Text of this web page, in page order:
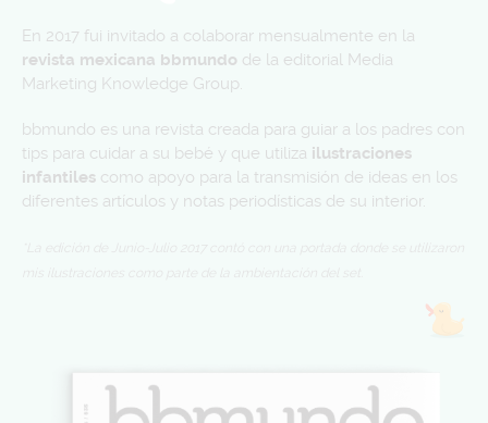
En 2017 fui invitado a colaborar mensualmente en la
revista mexicana bbmundo de la editorial Media
Marketing Knowledge Group.
bbmundo es una revista creada para guiar a los padres con
tips para cuidar a su bebé y que utiliza ilustraciones
infantiles como apoyo para la transmisión de ideas en los
diferentes artículos y notas periodísticas de su interior.